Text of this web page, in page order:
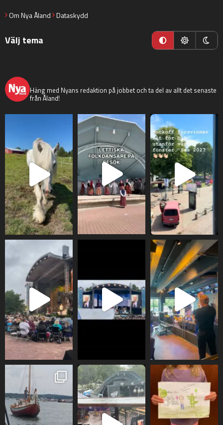
Om Nya Åland Dataskydd
Välj tema
Häng med Nyans redaktion på jobbet och ta del av allt det senaste
från Åland!